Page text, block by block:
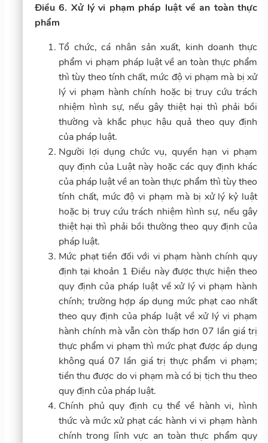
Điều 6. Xử lý vi phạm pháp luật về an toàn thực
phẩm
Tổ chức, cá nhân sản xuất, kinh doanh thực
phẩm vi phạm pháp luật về an toàn thực phẩm
thì tùy theo tính chất, mức độ vi phạm mà bị xử
lý vi phạm hành chính hoặc bị truy cứu trách
nhiệm hình sự, nếu gây thiệt hại thì phải bồi
thường và khắc phục hậu quả theo quy định
của pháp luật.
Người lợi dụng chức vụ, quyền hạn vi phạm
quy định của Luật này hoặc các quy định khác
của pháp luật về an toàn thực phẩm thì tùy theo
tính chất, mức độ vi phạm mà bị xử lý kỷ luật
hoặc bị truy cứu trách nhiệm hình sự, nếu gây
thiệt hại thì phải bồi thường theo quy định của
pháp luật.
Mức phạt tiền đối với vi phạm hành chính quy
định tại khoản 1 Điều này được thực hiện theo
quy định của pháp luật về xử lý vi phạm hành
chính; trường hợp áp dụng mức phạt cao nhất
theo quy định của pháp luật về xử lý vi phạm
hành chính mà vẫn còn thấp hơn 07 lần giá trị
thực phẩm vi phạm thì mức phạt được áp dụng
không quá 07 lần giá trị thực phẩm vi phạm;
tiền thu được do vi phạm mà có bị tịch thu theo
quy định của pháp luật.
Chính phủ quy định cụ thể về hành vi, hình
thức và mức xử phạt các hành vi vi phạm hành
chính trong lĩnh vực an toàn thực phẩm quy